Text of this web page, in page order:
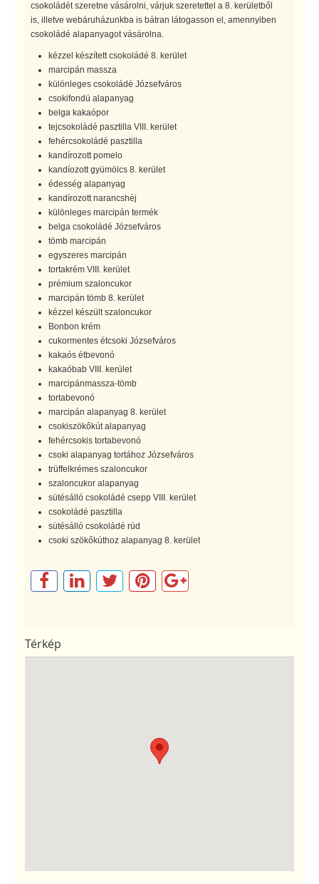
csokoládét szeretne vásárolni, várjuk szeretettel a 8. kerületből
is, illetve webáruházunkba is bátran látogasson el, amennyiben
csokoládé alapanyagot vásárolna.
kézzel készített csokoládé 8. kerület
marcipán massza
különleges csokoládé Józsefváros
csokifondü alapanyag
belga kakaópor
tejcsokoládé pasztilla VIII. kerület
fehércsokoládé pasztilla
kandírozott pomelo
kandíozott gyümölcs 8. kerület
édesség alapanyag
kandírozott narancshéj
különleges marcipán termék
belga csokoládé Józsefváros
tömb marcipán
egyszeres marcipán
tortakrém VIII. kerület
prémium szaloncukor
marcipán tömb 8. kerület
kézzel készült szaloncukor
Bonbon krém
cukormentes étcsoki Józsefváros
kakaós étbevonó
kakaóbab VIII. kerület
marcipánmassza-tömb
tortabevonó
marcipán alapanyag 8. kerület
csokiszökőkút alapanyag
fehércsokis tortabevonó
csoki alapanyag tortához Józsefváros
trüffelkrémes szaloncukor
szaloncukor alapanyag
sütésálló csokoládé csepp VIII. kerület
csokoládé pasztilla
sütésálló csokoládé rúd
csoki szökőkúthoz alapanyag 8. kerület
Térkép